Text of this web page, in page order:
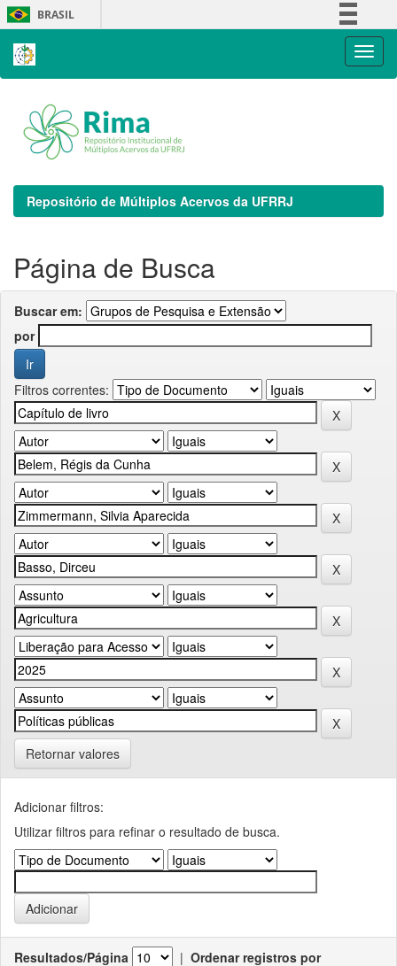
Skip
navigation
BRASIL
Repositório de Múltiplos Acervos da UFRRJ
Página de Busca
Buscar em:
por
Filtros correntes:
Retornar valores
Adicionar filtros:
Utilizar filtros para refinar o resultado de busca.
Resultados/Página | Ordenar registros por